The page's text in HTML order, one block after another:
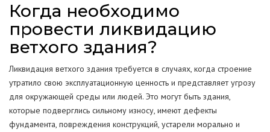
Когда необходимо
провести ликвидацию
ветхого здания?
Ликвидация ветхого здания требуется в случаях, когда строение
утратило свою эксплуатационную ценность и представляет угрозу
для окружающей среды или людей. Это могут быть здания,
которые подверглись сильному износу, имеют дефекты
фундамента, повреждения конструкций, устарели морально и